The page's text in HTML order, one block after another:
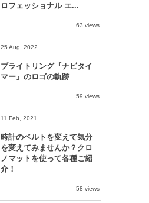
ロフェッショナル エ...
63 views
25 Aug, 2022
ブライトリング『ナビタイ
マー』のロゴの軌跡
59 views
11 Feb, 2021
時計のベルトを変えて気分
を変えてみませんか？クロ
ノマットを使って各種ご紹
介！
58 views